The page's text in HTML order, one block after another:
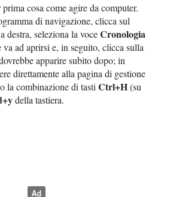
cosa come agire da computer.
di navigazione, clicca sul
destra, seleziona la voceCronologia
va ad aprirsi e, in seguito, clicca sulla
apparire subito dopo; in
direttamente alla pagina di gestione
la combinazione di tastiCtrl+H(su
della tastiera.